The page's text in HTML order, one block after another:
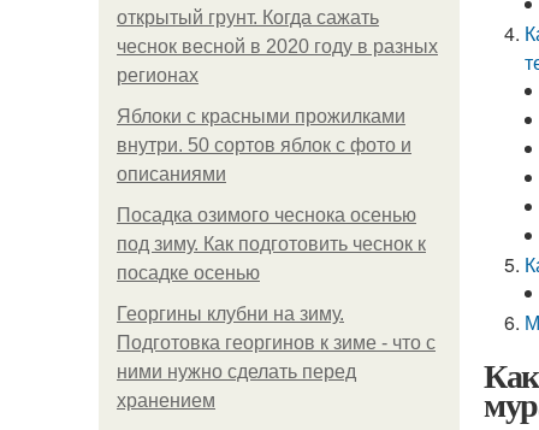
открытый грунт. Когда сажать
чеснок весной в 2020 году в разных
регионах
Яблоки с красными прожилками
внутри. 50 сортов яблок с фото и
описаниями
Посадка озимого чеснока осенью
под зиму. Как подготовить чеснок к
посадке осенью
Георгины клубни на зиму.
Подготовка георгинов к зиме - что с
ними нужно сделать перед
хранением